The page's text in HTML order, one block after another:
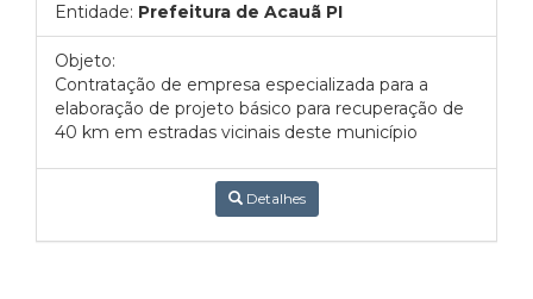
Entidade: Prefeitura de Acauã PI
Objeto:
Contratação de empresa especializada para a
elaboração de projeto básico para recuperação de
40 km em estradas vicinais deste município
Detalhes